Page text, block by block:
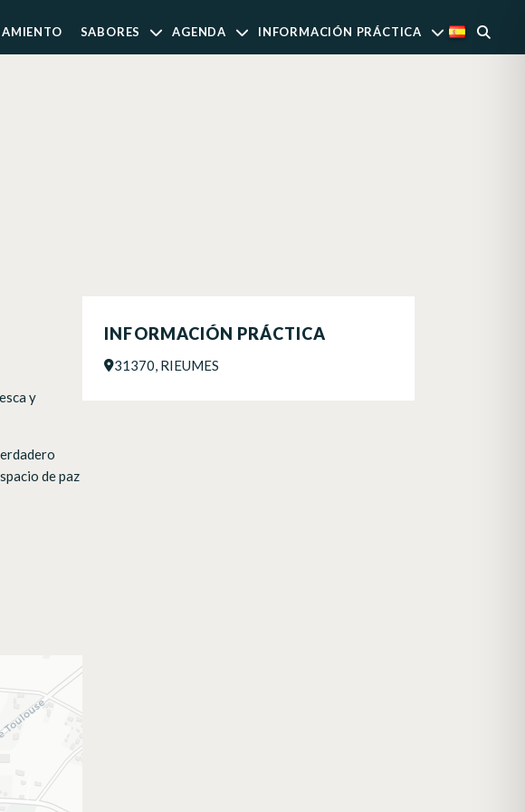
SABORES AGENDA INFORMACIÓN PRÁCTICA
y
de paz
INFORMACIÓN PRÁCTICA
31370, RIEUMES